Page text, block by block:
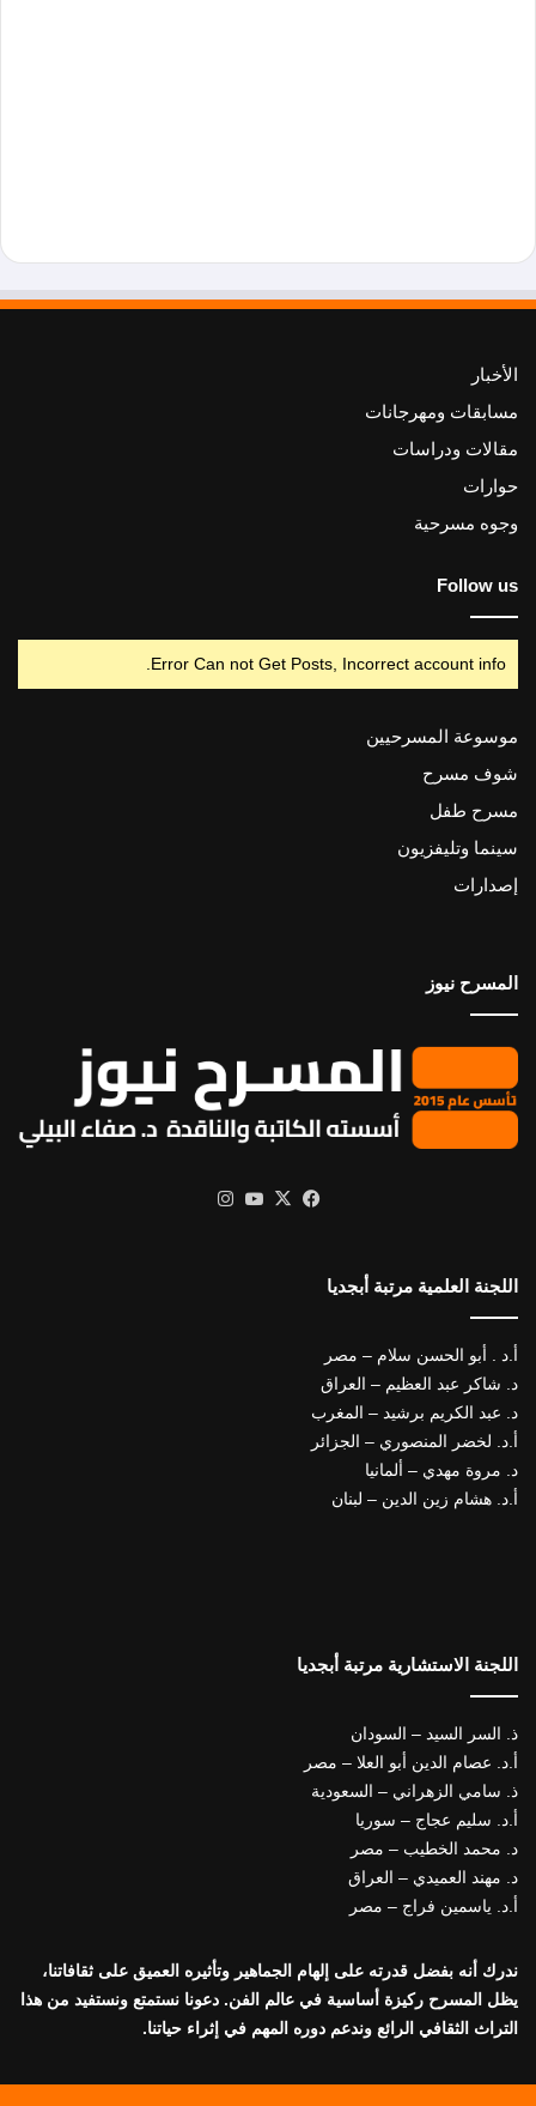
الأخبار
مسابقات ومهرجانات
مقالات ودراسات
حوارات
وجوه مسرحية
Follow us
Error Can not Get Posts, Incorrect account info.
موسوعة المسرحيين
شوف مسرح
مسرح طفل
سينما وتليفزيون
إصدارات
المسرح نيوز
فيسبوك
X يوتيوب
اللجنة العلمية مرتبة أبجديا
أ.د . أبو الحسن سلام – مصر
د. شاكر عبد العظيم – العراق
د. عبد الكريم برشيد – المغرب
أ.د. لخضر المنصوري – الجزائر
د. مروة مهدي – ألمانيا
أ.د. هشام زين الدين – لبنان
اللجنة الاستشارية مرتبة أبجديا
ذ. السر السيد – السودان
أ.د. عصام الدين أبو العلا – مصر
ذ. سامي الزهراني – السعودية
أ.د. سليم عجاج – سوريا
د. محمد الخطيب – مصر
د. مهند العميدي – العراق
أ.د. ياسمين فراج – مصر
ندرك أنه بفضل قدرته على إلهام الجماهير وتأثيره العميق على ثقافاتنا،
يظل المسرح ركيزة أساسية في عالم الفن. دعونا نستمتع ونستفيد من هذا
التراث الثقافي الرائع وندعم دوره المهم في إثراء حياتنا.